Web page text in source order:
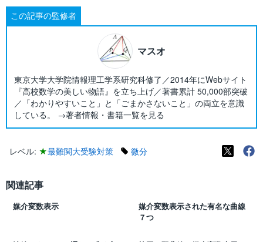
この記事の監修者
マスオ
東京大学大学院情報理工学系研究科修了／2014年にWebサイト
『高校数学の美しい物語』を立ち上げ／著書累計 50,000部突破
／「わかりやすいこと」と「ごまかさないこと」の両立を意識
している。 →著者情報・書籍一覧を見る
レベル: ★最難関大受験対策 微分
関連記事
媒介変数表示
媒介変数表示された有名な曲線
７つ